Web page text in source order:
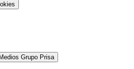
Grupo Prisa